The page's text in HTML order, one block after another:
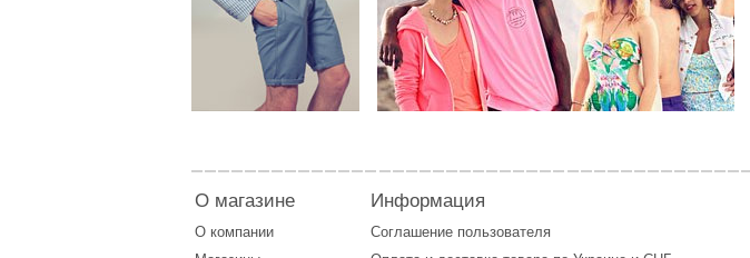
О магазине
О компании
Информация
Соглашение пользователя